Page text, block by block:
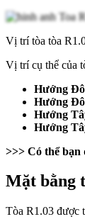
Vị trí tòa tòa
Vị trí cụ thể của
Hướng
Hướng
Hướng
Hướng
>>> Có thể bạn
Mặt bằng
Tòa R1.03 được